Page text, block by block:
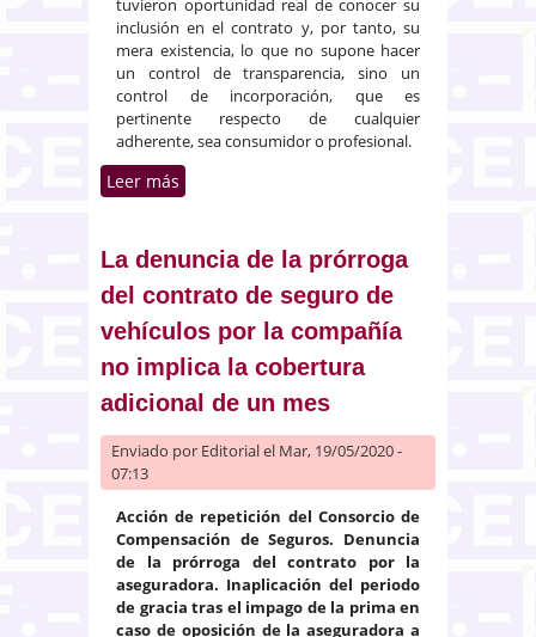
inclusión en el contrato y, por tanto, su
mera existencia, lo que no supone hacer
un control de transparencia, sino un
control de incorporación, que es
pertinente respecto de cualquier
adherente, sea consumidor o profesional.
Leer más
los prestatarios de conocer su
inclusión en el contrato
La denuncia de la prórroga
del contrato de seguro de
vehículos por la compañía
no implica la cobertura
adicional de un mes
Enviado por Editorialel Mar, 19/05/2020 -
07:13
Acción de repetición del Consorcio de
Compensación de Seguros. Denuncia
de la prórroga del contrato por la
aseguradora. Inaplicación del periodo
de gracia tras el impago de la prima en
caso de oposición de la aseguradora a